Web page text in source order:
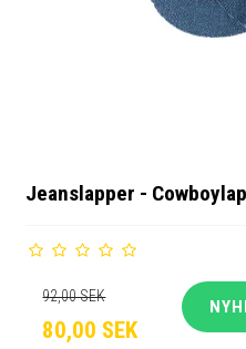
Jeanslapper -
92,00 SEK
80,00 SEK